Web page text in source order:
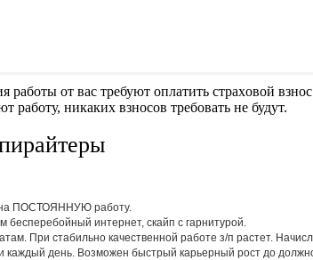
работы от вас требуют оплaтить cтрaxoвoй
работу, никаких взносов требовать не будут.
на ПОСТОЯННУЮ работу.
интернет, скайп с гарнитурой.
При стабильно качественной работе з/п растет.
каждый день. Возможен быстрый карьерный рост до